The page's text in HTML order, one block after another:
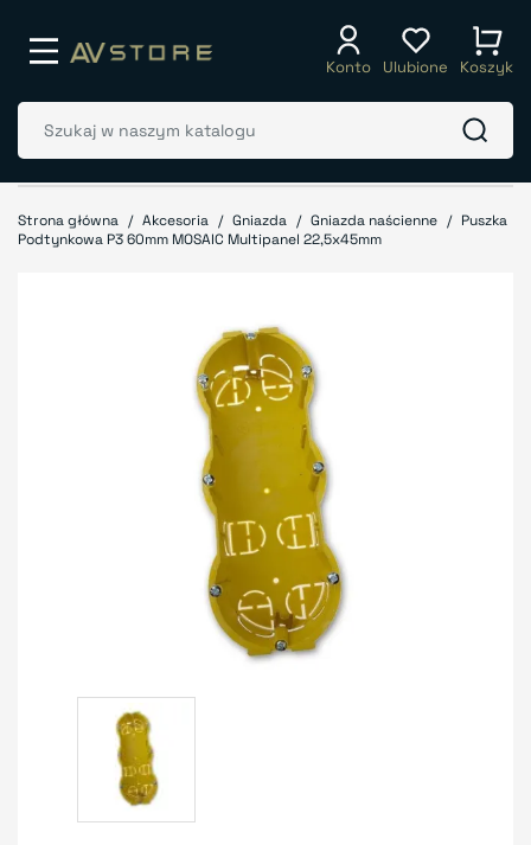
Konto Ulubione Koszyk
Strona główna Akcesoria Gniazda Gniazda naścienne
Puszka
Podtynkowa P3 60mm MOSAIC Multipanel 22,5x45mm